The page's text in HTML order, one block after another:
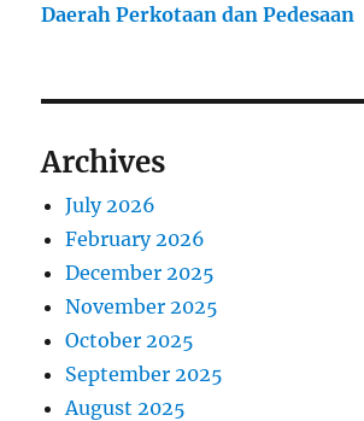
Daerah Perkotaan dan Pedesaan
Archives
July 2026
February 2026
December 2025
November 2025
October 2025
September 2025
August 2025